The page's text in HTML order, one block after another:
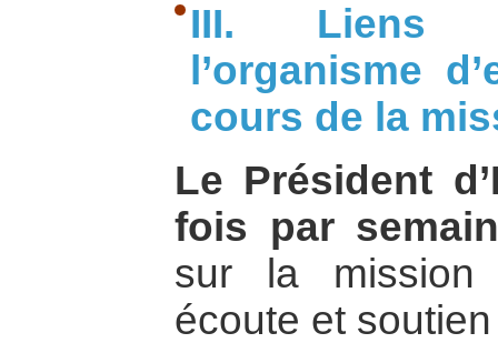
III. Liens
l’organisme
cours de la
Le Président
fois par
sur la mission
écoute et